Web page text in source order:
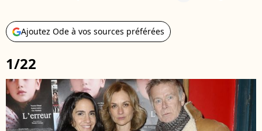
Ajoutez Ode à vos sources préférées
1/22